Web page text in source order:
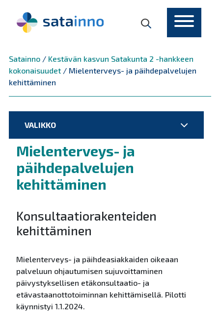
Satainno/ Kestävän kasvun Satakunta 2 -hankkeen
kokonaisuudet/ Mielenterveys- ja päihdepalvelujen
kehittäminen
VALIKKO
Mielenterveys- ja
päihdepalvelujen
kehittäminen
Konsultaatiorakenteiden
kehittäminen
Mielenterveys- ja päihdeasiakkaiden oikeaan
palveluun ohjautumisen sujuvoittaminen
päivystyksellisen etäkonsultaatio- ja
etävastaanottotoiminnan kehittämisellä. Pilotti
käynnistyi 1.1.2024.